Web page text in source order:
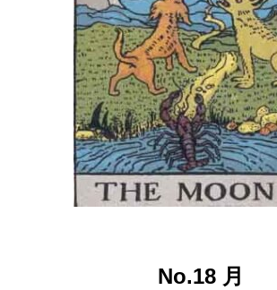
No.18 月